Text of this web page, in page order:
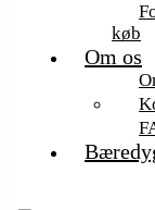
køb
Om os